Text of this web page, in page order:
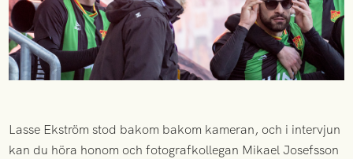
Lasse Ekström stod bakom bakom kameran, och i intervjun
kan du höra honom och fotografkollegan Mikael Josefsson